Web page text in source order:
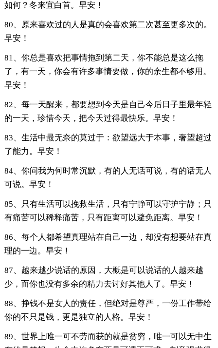
如何？冬来宜白首。早安！
80、原来喜欢过的人是真的会喜欢第二次甚至更多次的。
早安！
81、你总是喜欢把事情拖到第二天，你不能总是这么拖
了，有一天，你会有许多事情要做，你的余生都不够用。
早安！
82、每一天醒来，都要想到今天是自己今后日子里最年轻
的一天，珍惜今天，把今天过得最快乐。早安！
83、生活中最无奈的莫过于：欲望远大于本事，奢望超过
了能力。早安！
84、你问我为何时常沉默，有的人无话可说，有的话无人
可说。早安！
85、只有生活可以挽救生活，只有宁静可以守护宁静；只
有痛苦可以稀释痛苦，只有距离可以避免距离。早安！
86、每个人都希望真理站在自己一边，却没有想要站在真
理的一边。早安！
87、越来越少说话的原因，大概是可以说话的人越来越
少，而你也没有多余的精力去讨好其他人了。早安！
88、挣钱不是女人的责任，但绝对是尊严，一份工作带给
你的不只是钱，更是独立的人格。早安！
89、世界上唯一可不劳而获的就是贫穷，唯一可以无中生